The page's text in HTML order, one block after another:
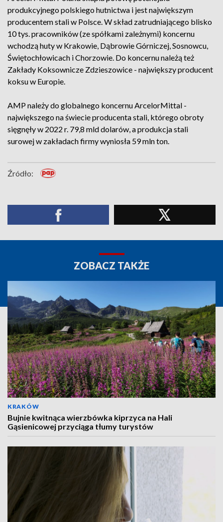
produkcyjnego polskiego hutnictwa i jest największym
producentem stali w Polsce. W skład zatrudniającego blisko
10 tys. pracowników (ze spółkami zależnymi) koncernu
wchodzą huty w Krakowie, Dąbrowie Górniczej, Sosnowcu,
Świętochłowicach i Chorzowie. Do koncernu należą też
Zakłady Koksownicze Zdzieszowice - największy producent
koksu w Europie.
AMP należy do globalnego koncernu ArcelorMittal -
największego na świecie producenta stali, którego obroty
sięgnęły w 2022 r. 79,8 mld dolarów, a produkcja stali
surowej w zakładach firmy wyniosła 59 mln ton.
Źródło:
ZOBACZ TAKŻE
KRAKÓW
Bujnie kwitnąca wierzbówka kiprzyca na Hali
Gąsienicowej przyciąga tłumy turystów